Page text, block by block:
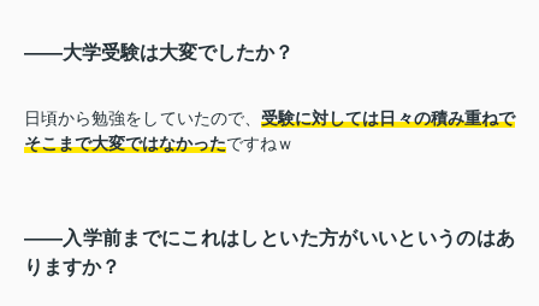
――大学受験は大変でしたか？
日頃から勉強をしていたので、 受験に対しては日々の積み重ねで
そこまで大変ではなかったですねｗ
――入学前までにこれはしといた方がいいというのはあ
りますか？